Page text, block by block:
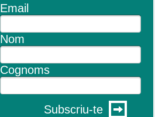
Email
Nom
Cognoms
Subscriu-te